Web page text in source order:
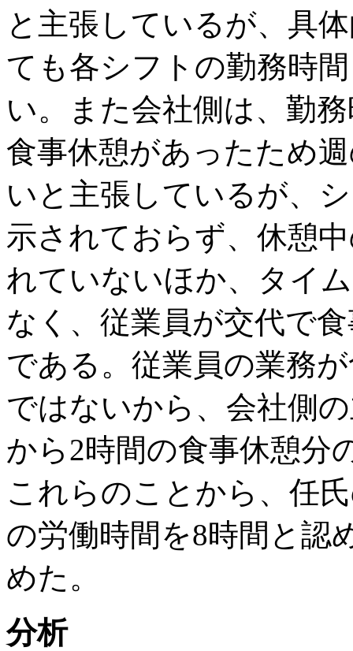
と主張しているが、具
ても各シフトの勤務時
い。また会社側は、勤
食事休憩があったため
いと主張しているが、
示されておらず、休憩
れていないほか、タイ
なく、従業員が交代で
である。従業員の業務
ではないから、会社側
から2時間の食事休憩分
これらのことから、任
の労働時間を8時間と認
めた。
分析